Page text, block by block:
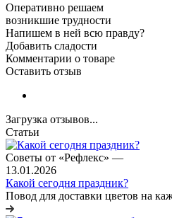
Оперативно решаем
возникшие трудности
Напишем в ней всю правду?
Добавить сладости
Комментарии о товаре
Оставить отзыв
Загрузка отзывов...
Статьи
Советы от «Рефлекс» —
13.01.2026
Какой сегодня праздник?
Повод для доставки цветов на